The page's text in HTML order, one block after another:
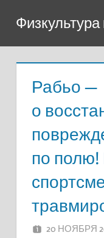
содержимому
Рабьо —
о
по
20 НОЯБРЯ